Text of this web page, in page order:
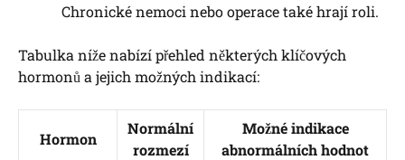
Chronické nemoci nebo operace také hrají roli.
Tabulka níže nabízí přehled některých klíčových
hormonů a jejich možných indikací:
Hormon
Normální
rozmezí
Možné indikace
abnormálních hodnot